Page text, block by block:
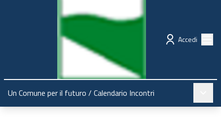
Regione Emilia-Romagna Partecipazione
Accedi
Un Comune per il futuro / Calendario Incontri